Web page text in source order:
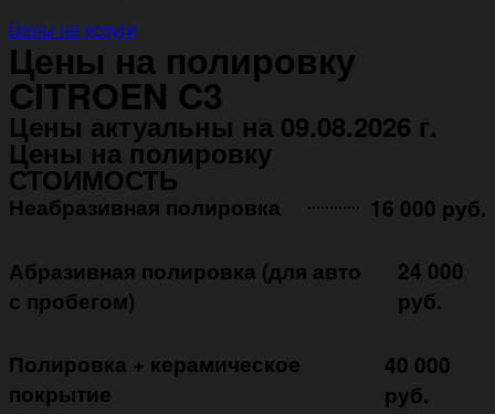
Цены на услуги
Цены на полировку
CITROEN C3
Цены актуальны на 09.08.2026 г.
Цены на полировку
СТОИМОСТЬ
Неабразивная полировка ㅤㅤㅤㅤ ㅤㅤㅤㅤ ㅤㅤㅤ 16 000 руб.
Абразивная полировка (для авто
с пробегом)
24 000
руб.
Полировка + керамическое
покрытие ㅤㅤㅤㅤㅤ
40 000
руб.